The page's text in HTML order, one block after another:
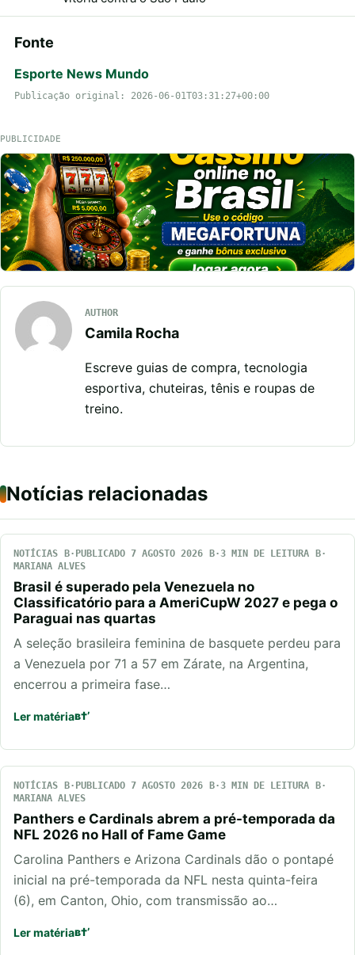
Fonte
Esporte News Mundo
Publicação original: 2026-06-01T03:31:27+00:00
PUBLICIDADE
AUTHOR
Camila Rocha
Escreve guias de compra, tecnologia
esportiva, chuteiras, tênis e roupas de
treino.
Notícias relacionadas
NOTÍCIAS PUBLICADO 7 AGOSTO 2026
3 MIN DE LEITURA
MARIANA ALVES
Brasil é superado pela Venezuela no
Classificatório para a AmeriCupW 2027 e pega o
Paraguai nas quartas
A seleção brasileira feminina de basquete perdeu para
a Venezuela por 71 a 57 em Zárate, na Argentina,
encerrou a primeira fase…
Ler matéria
NOTÍCIAS PUBLICADO 7 AGOSTO 2026
3 MIN DE LEITURA
MARIANA ALVES
Panthers e Cardinals abrem a pré-temporada da
NFL 2026 no Hall of Fame Game
Carolina Panthers e Arizona Cardinals dão o pontapé
inicial na pré-temporada da NFL nesta quinta-feira
(6), em Canton, Ohio, com transmissão ao…
Ler matéria